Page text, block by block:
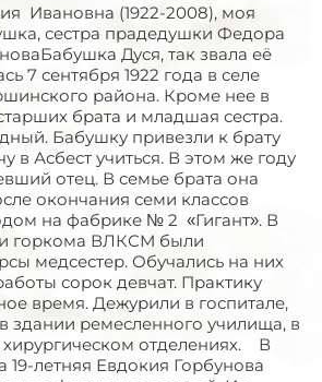
Ивановна (1922-2008), моя
сестра прадедушки Федора
Дуся, так звала её
7 сентября 1922 года в селе
района. Кроме нее в
брата и младшая сестра.
Бабушку привезли к брату
в Асбест учиться. В этом же году
отец. В семье брата она
окончания семи классов
на фабрике № 2 «Гигант». В
горкома ВЛКСМ были
медсестер. Обучались на них
сорок девчат. Практику
время. Дежурили в госпитале,
здании ремесленного училища, в
отделениях. В
19-летняя Евдокия Горбунова